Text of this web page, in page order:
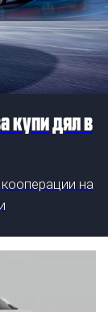
купи дял в
на